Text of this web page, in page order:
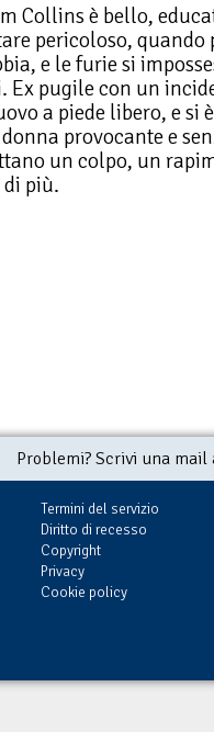
Collins è bello,
pericoloso, quando
e le furie si
Ex pugile con un
a piede libero, e
provocante e
un colpo, un
più.
Problemi? Scrivi una
Termini del servizio
Diritto di recesso
Copyright
Privacy
Cookie policy